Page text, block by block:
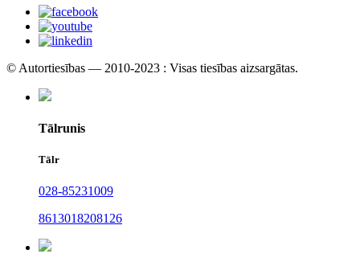
© Autortiesības — 2010-2023 : Visas tiesības aizsargātas.
Tālrunis
Tālr
028-85231009
8613018208126